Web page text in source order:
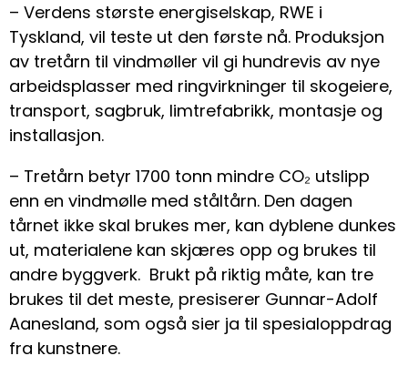
– Verdens største energiselskap, RWE i
Tyskland, vil teste ut den første nå. Produksjon
av tretårn til vindmøller vil gi hundrevis av nye
arbeidsplasser med ringvirkninger til skogeiere,
transport, sagbruk, limtrefabrikk, montasje og
installasjon.
– Tretårn betyr 1700 tonn mindre CO₂ utslipp
enn en vindmølle med ståltårn. Den dagen
tårnet ikke skal brukes mer, kan dyblene dunkes
ut, materialene kan skjæres opp og brukes til
andre byggverk. Brukt på riktig måte, kan tre
brukes til det meste, presiserer Gunnar-Adolf
Aanesland, som også sier ja til spesialoppdrag
fra kunstnere.